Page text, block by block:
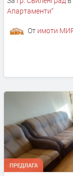
Апартаменти“
От имоти
ПРЕДЛАГА